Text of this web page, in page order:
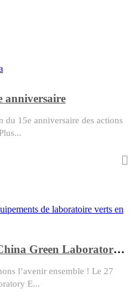
anniversaire
15e anniversaire des actions
Supmea a participé au China Green Laboratory Equipment Development Forum
l’avenir ensemble ! Le 27
E...